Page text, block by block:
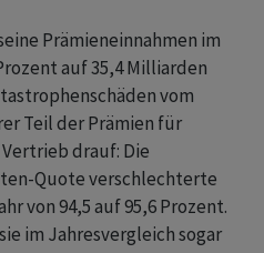
Prämieneinnahmen im
auf 35,4 Milliarden
vom
Teil der Prämien für
drauf: Die
Quote verschlechterte
von 94,5 auf 95,6 Prozent.
im Jahresvergleich sogar